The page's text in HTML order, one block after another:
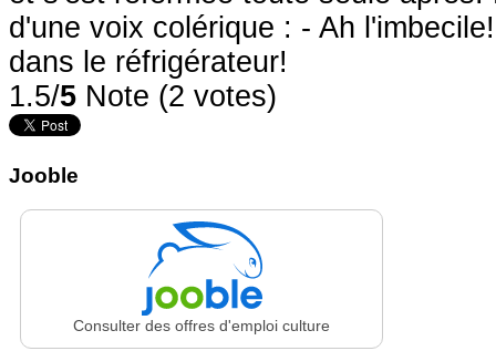
d'une voix colérique : - Ah
dans le réfrigérateur!
1.5/5 Note (2 votes)
Jooble
Consulter des offres d'emploi culture